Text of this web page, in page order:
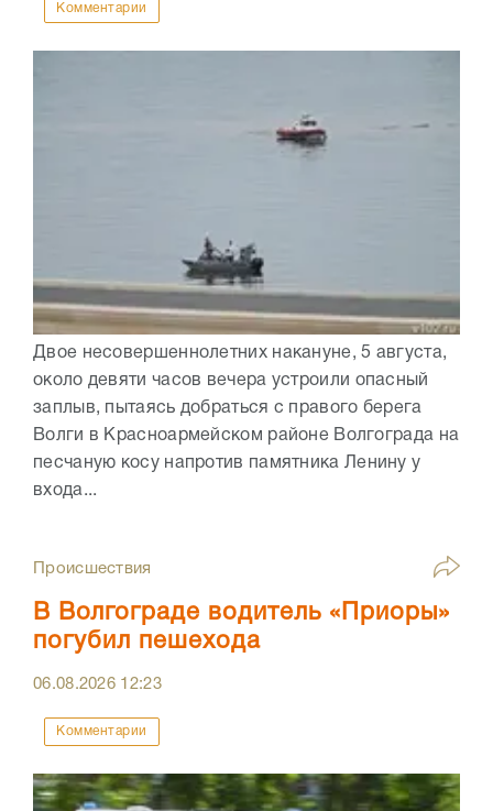
Комментарии
Двое несовершеннолетних накануне, 5 августа,
около девяти часов вечера устроили опасный
заплыв, пытаясь добраться с правого берега
Волги в Красноармейском районе Волгограда на
песчаную косу напротив памятника Ленину у
входа...
Происшествия
В Волгограде водитель «Приоры»
погубил пешехода
06.08.2026 12:23
Комментарии